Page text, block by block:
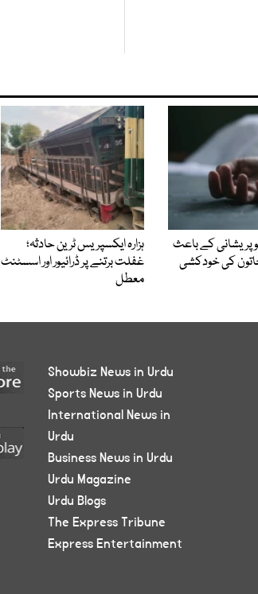
پریشانی کے باعث
کی خودکشی
ہزارہ ایکسپریس ٹرین حادثہ؛
غفلت برتنے پر ڈرائیور اور اسسٹنٹ
معطل
Showbiz News in Urdu
Sports News in Urdu
International News in
Urdu
Business News in Urdu
Urdu Magazine
Urdu Blogs
The Express Tribune
Express Entertainment